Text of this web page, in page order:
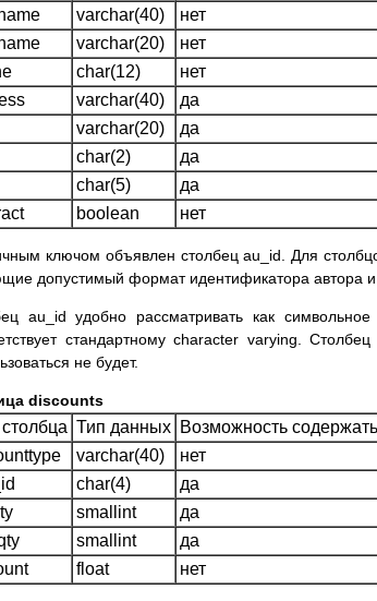
varchar(40) нет
varchar(20) нет
char(12) нет
varchar(40) да
varchar(20) да
char(2) да
char(5) да
boolean нет
ключом объявлен столбец au_id. Для
допустимый формат идентификатора автора и
au_id удобно рассматривать как
стандартному character varying.
не будет.
discounts
Тип данных Возможность
varchar(40) нет
char(4) да
smallint да
smallint да
float нет